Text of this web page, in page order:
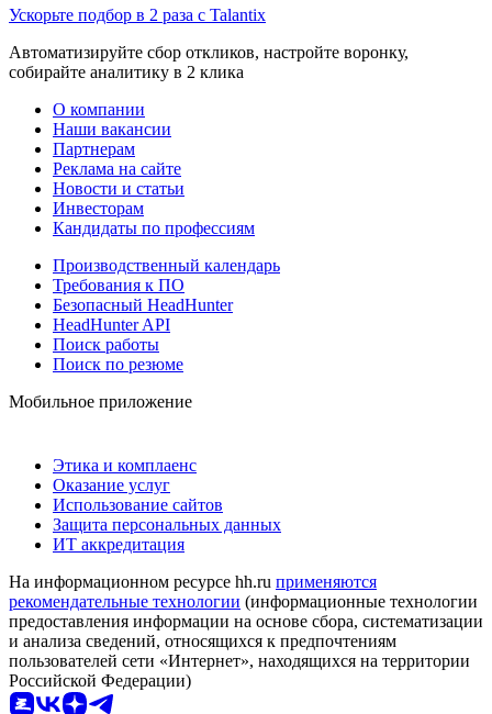
Ускорьте подбор в 2 раза с Talantix
Автоматизируйте сбор откликов, настройте воронку,
собирайте аналитику в 2 клика
О компании
Наши вакансии
Партнерам
Реклама на сайте
Новости и статьи
Инвесторам
Кандидаты по профессиям
Производственный календарь
Требования к ПО
Безопасный HeadHunter
HeadHunter API
Поиск работы
Поиск по резюме
Мобильное приложение
Этика и комплаенс
Оказание услуг
Использование сайтов
Защита персональных данных
ИТ аккредитация
На информационном ресурсе hh.ru применяются
рекомендательные технологии (информационные технологии
предоставления информации на основе сбора, систематизации
и анализа сведений, относящихся к предпочтениям
пользователей сети «Интернет», находящихся на территории
Российской Федерации)